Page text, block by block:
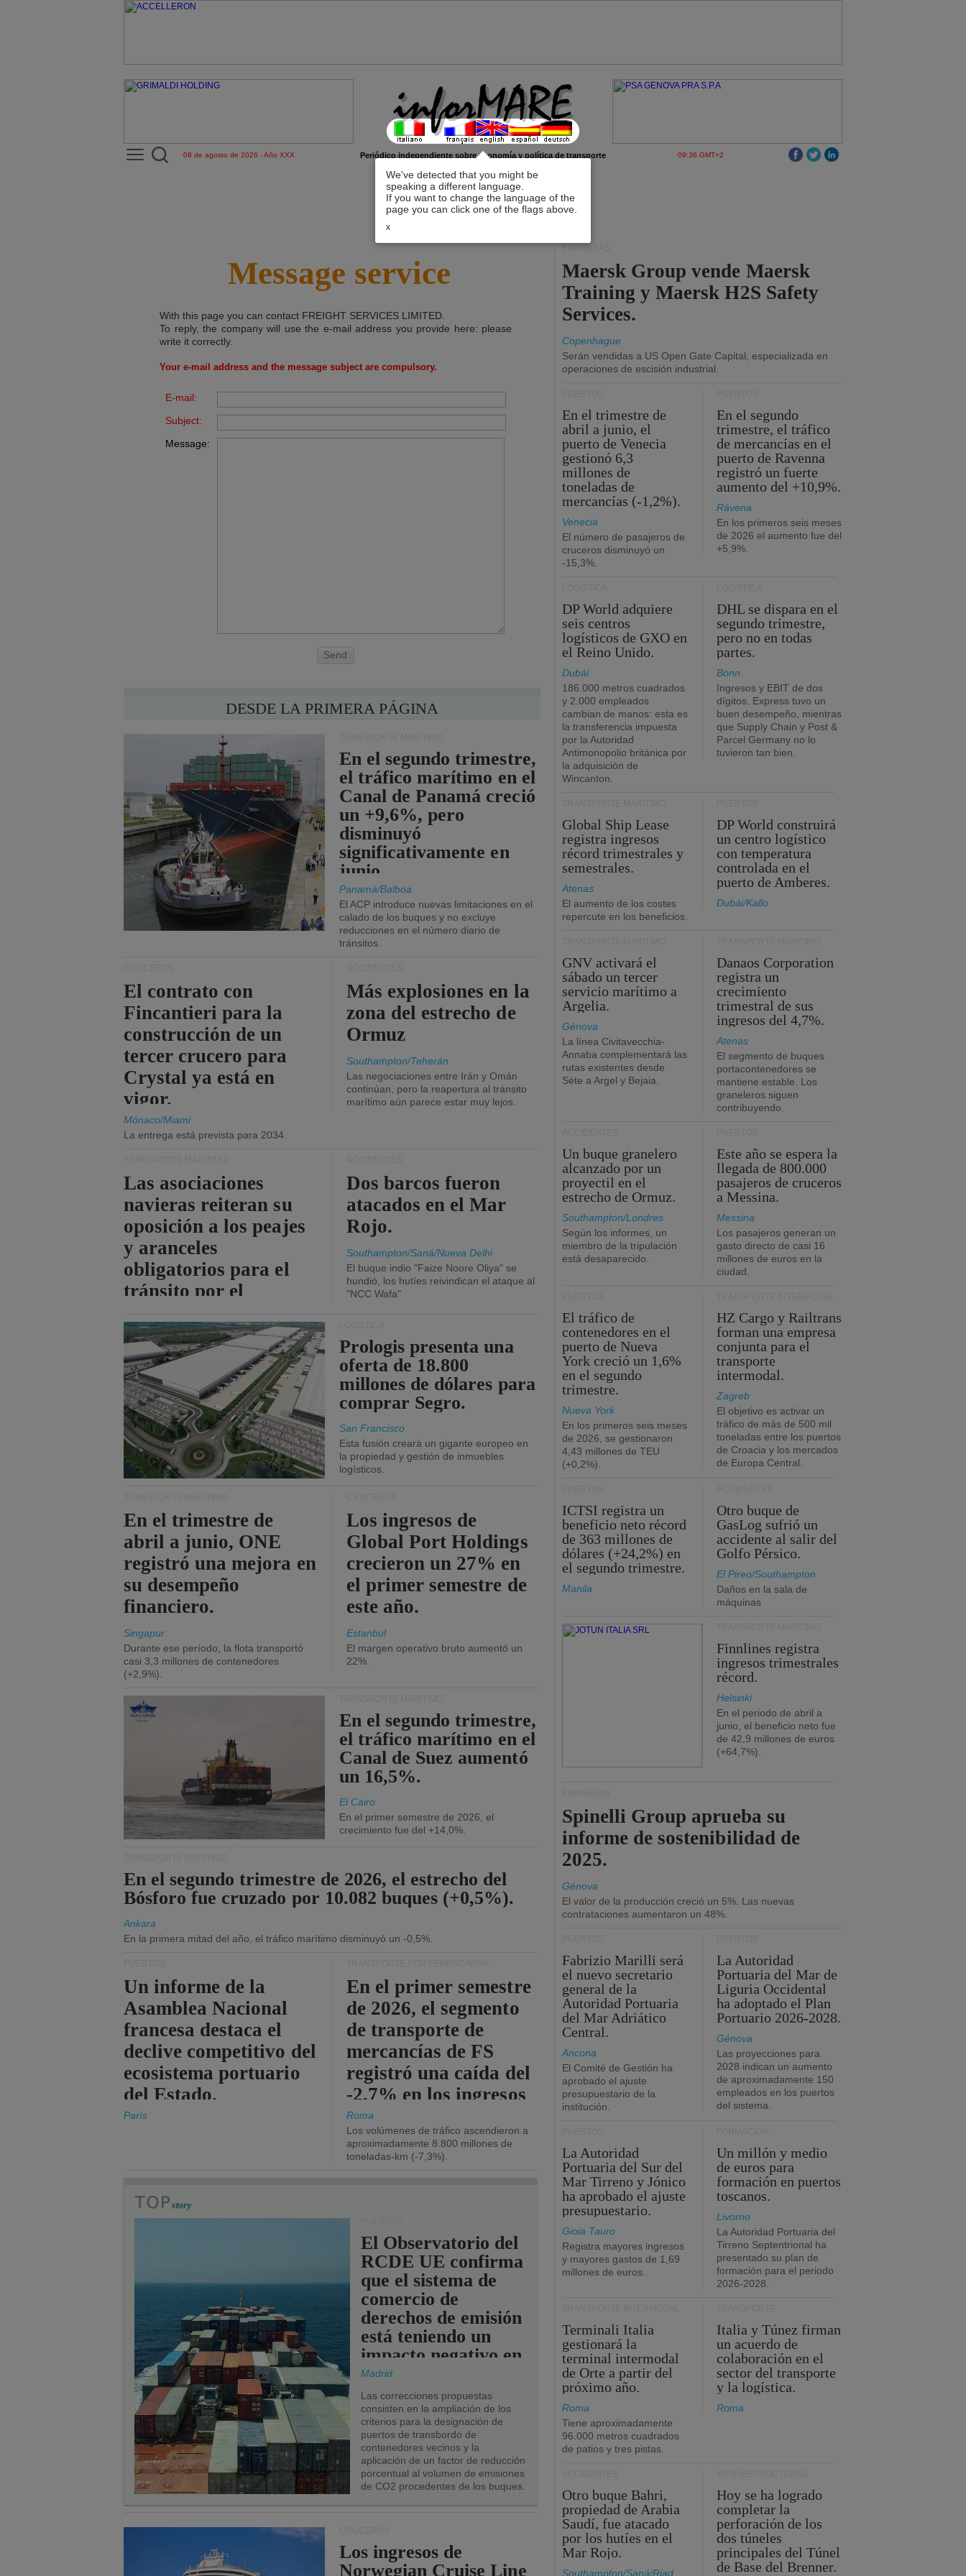
We've detected that you might be
speaking a different language.
If you want to change the language of the
page you can click one of the flags above.
x
08 de agosto de 2026 - Año XXX Periódico independiente sobre economía y política de transporte 09:36 GMT+2
Message service
With this page you can contact FREIGHT SERVICES LIMITED
To reply, the company will use the e-mail address you provide here: please
write it correctly.
Your e-mail address and the message subject are compulsory.
E-mail:
Subject:
Message:
Send
DESDE LA PRIMERA PÁGINA
En el segundo trimestre,
el tráfico marítimo en el
Canal de Panamá creció
un +9,6%, pero
disminuyó
significativamente en
junio.
Panamá/Balboa
El ACP introduce nuevas limitaciones en el
calado de los buques y no excluye
reducciones en el número diario de
tránsitos.
El contrato con
Fincantieri para la
construcción de un
tercer crucero para
Crystal ya está en
vigor.
Mónaco/Miami
La entrega está prevista para 2034.
Más explosiones en la
zona del estrecho de
Ormuz
Southampton/Teherán
Las negociaciones entre Irán y Omán
continúan, pero la reapertura al tránsito
marítimo aún parece estar muy lejos.
Las asociaciones
navieras reiteran su
oposición a los peajes
y aranceles
obligatorios para el
tránsito por el
Dos barcos fueron
atacados en el Mar
Rojo.
Southampton/Saná/Nueva Delhi
El buque indio "Faize Noore Oliya" se
hundió, los hutíes reivindican el ataque al
"NCC Wafa"
Prologis presenta una
oferta de 18.800
millones de dólares para
comprar Segro.
San Francisco
Esta fusión creará un gigante europeo en
la propiedad y gestión de inmuebles
logísticos.
En el trimestre de
abril a junio, ONE
registró una mejora en
su desempeño
financiero.
Singapur
Durante ese período, la flota transportó
casi 3,3 millones de contenedores
(+2,9%).
Los ingresos de
Global Port Holdings
crecieron un 27% en
el primer semestre de
este año.
Estanbul
El margen operativo bruto aumentó un
22%.
En el segundo trimestre,
el tráfico marítimo en el
Canal de Suez aumentó
un 16,5%.
El Cairo
En el primer semestre de 2026, el
crecimiento fue del +14,0%.
En el segundo trimestre de 2026, el estrecho del
Bósforo fue cruzado por 10.082 buques (+0,5%).
Ankara
En la primera mitad del año, el tráfico marítimo disminuyó un -0,5%.
Un informe de la
Asamblea Nacional
francesa destaca el
declive competitivo del
ecosistema portuario
del Estado.
París
En el primer semestre
de 2026, el segmento
de transporte de
mercancías de FS
registró una caída del
-2,7% en los ingresos
operativos.
Roma
Los volúmenes de tráfico ascendieron a
aproximadamente 8.800 millones de
toneladas-km (-7,3%).
El Observatorio del
RCDE UE confirma
que el sistema de
comercio de
derechos de emisión
está teniendo un
impacto negativo en
los puertos de la
UE.
Madrid
Las correcciones propuestas
consisten en la ampliación de los
criterios para la designación de
puertos de transbordo de
contenedores vecinos y la
aplicación de un factor de reducción
porcentual al volumen de emisiones
de CO2 procedentes de los buques.
Los ingresos de
Norwegian Cruise Line
EMPRESAS
Maersk Group vende Maersk
Training y Maersk H2S Safety
Services.
Copenhague
Serán vendidas a US Open Gate Capital, especializada en
operaciones de escisión industrial.
En el trimestre de
abril a junio, el
puerto de Venecia
gestionó 6,3
millones de
toneladas de
mercancías (-1,2%).
Venecia
El número de pasajeros de
cruceros disminuyó un
-15,3%.
En el segundo
trimestre, el tráfico
de mercancías en el
puerto de Ravenna
registró un fuerte
aumento del +10,9%.
Rávena
En los primeros seis meses
de 2026 el aumento fue del
+5,9%.
DP World adquiere
seis centros
logísticos de GXO en
el Reino Unido.
Dubái
186.000 metros cuadrados
y 2.000 empleados
cambian de manos: esta es
la transferencia impuesta
por la Autoridad
Antimonopolio británica por
la adquisición de
Wincanton.
DHL se dispara en el
segundo trimestre,
pero no en todas
partes.
Bonn
Ingresos y EBIT de dos
dígitos. Express tuvo un
buen desempeño, mientras
que Supply Chain y Post &
Parcel Germany no lo
tuvieron tan bien.
Global Ship Lease
registra ingresos
récord trimestrales y
semestrales.
Atenas
El aumento de los costes
repercute en los beneficios.
DP World construirá
un centro logístico
con temperatura
controlada en el
puerto de Amberes.
Dubái/Kallo
GNV activará el
sábado un tercer
servicio marítimo a
Argelia.
Génova
La línea Civitavecchia-
Annaba complementará las
rutas existentes desde
Sète a Argel y Bejaia.
Danaos Corporation
registra un
crecimiento
trimestral de sus
ingresos del 4,7%.
Atenas
El segmento de buques
portacontenedores se
mantiene estable. Los
graneleros siguen
contribuyendo.
Un buque granelero
alcanzado por un
proyectil en el
estrecho de Ormuz.
Southampton/Londres
Según los informes, un
miembro de la tripulación
está desaparecido.
Este año se espera la
llegada de 800.000
pasajeros de cruceros
a Messina.
Messina
Los pasajeros generan un
gasto directo de casi 16
millones de euros en la
ciudad.
El tráfico de
contenedores en el
puerto de Nueva
York creció un 1,6%
en el segundo
trimestre.
Nueva York
En los primeros seis meses
de 2026, se gestionaron
4,43 millones de TEU
(+0,2%).
HZ Cargo y Railtrans
forman una empresa
conjunta para el
transporte
intermodal.
Zagreb
El objetivo es activar un
tráfico de más de 500 mil
toneladas entre los puertos
de Croacia y los mercados
de Europa Central.
ICTSI registra un
beneficio neto récord
de 363 millones de
dólares (+24,2%) en
el segundo trimestre.
Manila
Otro buque de
GasLog sufrió un
accidente al salir del
Golfo Pérsico.
El Pireo/Southampton
Daños en la sala de
máquinas
Finnlines registra
ingresos trimestrales
récord.
Helsinki
En el periodo de abril a
junio, el beneficio neto fue
de 42,9 millones de euros
(+64,7%).
Spinelli Group aprueba su
informe de sostenibilidad de
2025.
Génova
El valor de la producción creció un 5%. Las nuevas
contrataciones aumentaron un 48%.
Fabrizio Marilli será
el nuevo secretario
general de la
Autoridad Portuaria
del Mar Adriático
Central.
Ancona
El Comité de Gestión ha
aprobado el ajuste
presupuestario de la
institución.
La Autoridad
Portuaria del Mar de
Liguria Occidental
ha adoptado el Plan
Portuario 2026-2028.
Génova
Las proyecciones para
2028 indican un aumento
de aproximadamente 150
empleados en los puertos
del sistema.
La Autoridad
Portuaria del Sur del
Mar Tirreno y Jónico
ha aprobado el ajuste
presupuestario.
Gioia Tauro
Registra mayores ingresos
y mayores gastos de 1,69
millones de euros.
Un millón y medio
de euros para
formación en puertos
toscanos.
Livorno
La Autoridad Portuaria del
Tirreno Septentrional ha
presentado su plan de
formación para el periodo
2026-2028.
Terminali Italia
gestionará la
terminal intermodal
de Orte a partir del
próximo año.
Roma
Tiene aproximadamente
96.000 metros cuadrados
de patios y tres pistas.
Italia y Túnez firman
un acuerdo de
colaboración en el
sector del transporte
y la logística.
Roma
Otro buque Bahri,
propiedad de Arabia
Saudí, fue atacado
por los hutíes en el
Mar Rojo.
Southampton/Saná/Riad
Hoy se ha logrado
completar la
perforación de los
dos túneles
principales del Túnel
de Base del Brenner.